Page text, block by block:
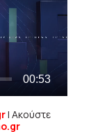
| Ακούστε